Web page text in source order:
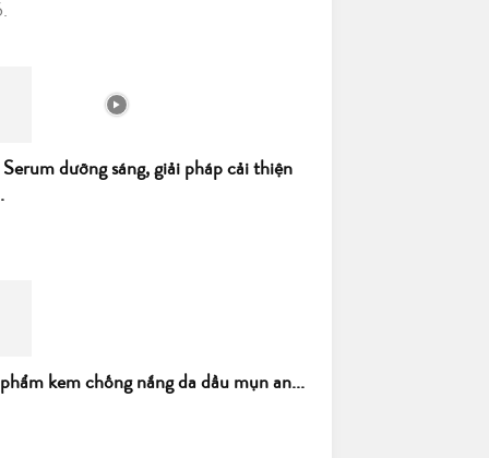
dưỡng sáng, giải pháp cải thiện
kem chống nắng da dầu mụn an...